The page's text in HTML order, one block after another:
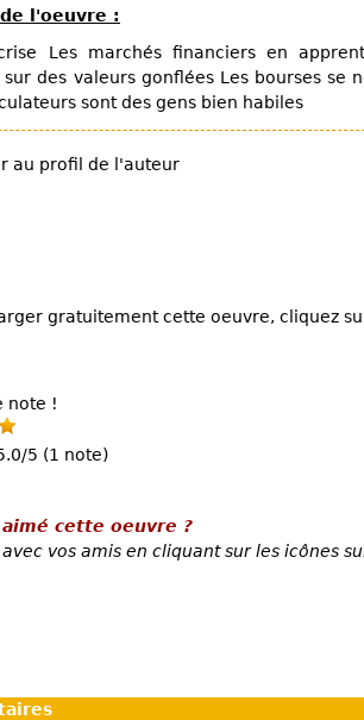
l'oeuvre :
Les marchés financiers en
des valeurs gonflées Les bourses se
sont des gens bien habiles
au profil de l'auteur
gratuitement cette oeuvre, cliquez
note !
5 (1 note)
aimé cette oeuvre ?
vos amis en cliquant sur les icônes